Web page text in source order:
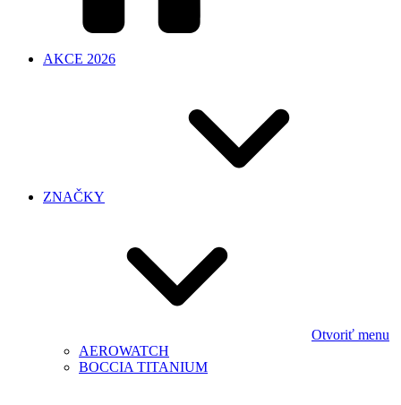
AKCE 2026
ZNAČKY
Otvoriť menu
AEROWATCH
BOCCIA TITANIUM